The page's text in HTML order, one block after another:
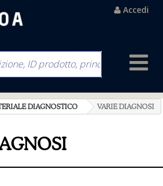
Accedi
DIAGNOSTICO VARIE DIAGNOSI